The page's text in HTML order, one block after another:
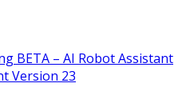
BETA – AI Robot Assistant
Version 23